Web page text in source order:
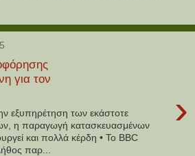
για τον
›
εξυπηρέτηση των εκάστοτε
η παραγωγή κατασκευασμένων
και πολλά κέρδη • Το BBC
παρ...